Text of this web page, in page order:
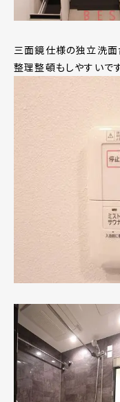
三面鏡仕様の独立洗面
整理整頓もしやすいで